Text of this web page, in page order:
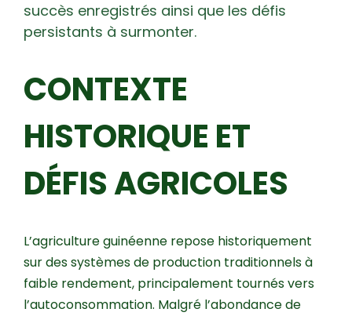
succès enregistrés ainsi que les défis
persistants à surmonter.
CONTEXTE
HISTORIQUE ET
DÉFIS AGRICOLES
L’agriculture guinéenne repose historiquement
sur des systèmes de production traditionnels à
faible rendement, principalement tournés vers
l’autoconsommation. Malgré l’abondance de